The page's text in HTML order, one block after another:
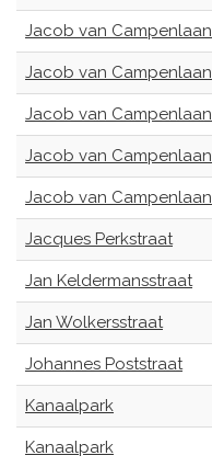
Jacob van Campenlaan
Jacob van Campenlaan
Jacob van Campenlaan
Jacob van Campenlaan
Jacob van Campenlaan
Jacques Perkstraat
Jan Keldermansstraat
Jan Wolkersstraat
Johannes Poststraat
Kanaalpark
Kanaalpark